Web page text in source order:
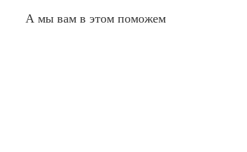
А мы вам в этом поможем